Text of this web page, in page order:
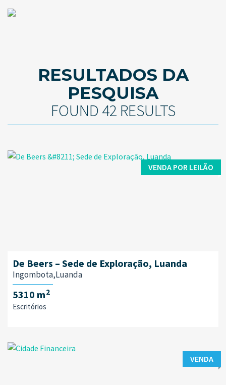
RESULTADOS DA
PESQUISA
FOUND 42 RESULTS
VENDA POR LEILÃO
De Beers – Sede de Exploração, Luanda
Ingombota,Luanda
5310 m2
Escritórios
VENDA